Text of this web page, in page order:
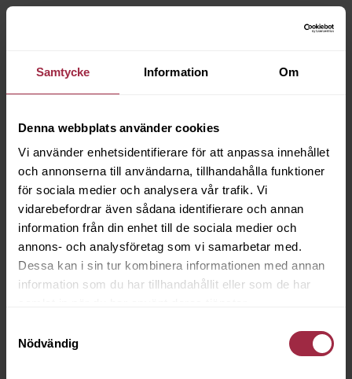
Samtycke Information Om
Denna webbplats använder cookies
Vi använder enhetsidentifierare för att anpassa innehållet
och annonserna till användarna, tillhandahålla funktioner
för sociala medier och analysera vår trafik. Vi
vidarebefordrar även sådana identifierare och annan
information från din enhet till de sociala medier och
annons- och analysföretag som vi samarbetar med.
Dessa kan i sin tur kombinera informationen med annan
information som du har tillhandahållit eller som de har
Nödvändig